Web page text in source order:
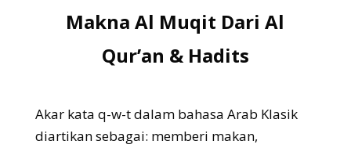
Makna Al Muqit Dari Al
Qur’an & Hadits
Akar kata q-w-t dalam bahasa Arab Klasik
diartikan sebagai: memberi makan,